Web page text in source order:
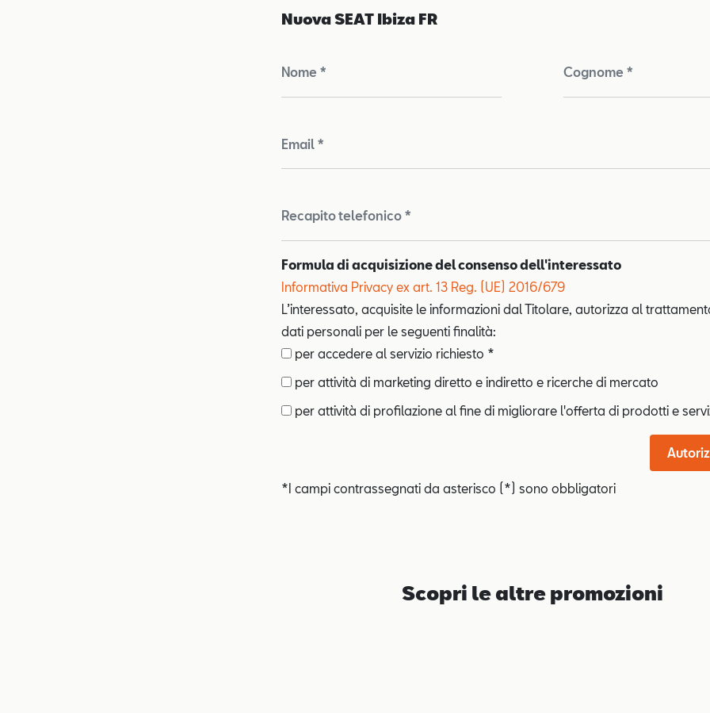
Nuova SEAT Ibiza FR
Nome * Cognome *
Email *
Recapito telefonico *
Formula di acquisizione del consenso dell'interessato
Informativa Privacy ex art. 13 Reg. (UE) 2016/679
L’interessato, acquisite le informazioni dal Titolare, autorizza al
dati personali per le seguenti finalità:
per accedere al servizio richiesto *
per attività di marketing diretto e indiretto e ricerche di mercato
per attività di profilazione al fine di migliorare l'offerta di prodotti e
*I campi contrassegnati da asterisco (*) sono obbligatori
Scopri le altre promozioni